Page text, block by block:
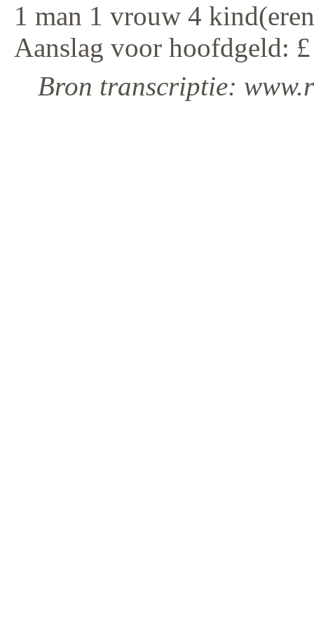
1 man 1 vrouw 4
Aanslag voor hoofdgeld:
Bron transcriptie: